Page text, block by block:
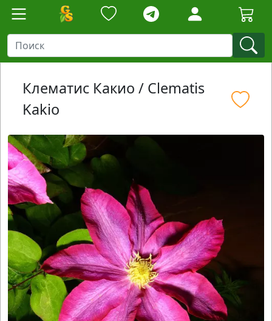
Клематис Какио / Clematis
Kakio